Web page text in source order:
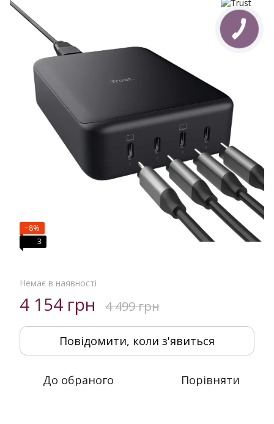
−8%
3
Немає в наявності
4 154 грн 4 499 грн
Повідомити, коли з'явиться
До обраного Порівняти